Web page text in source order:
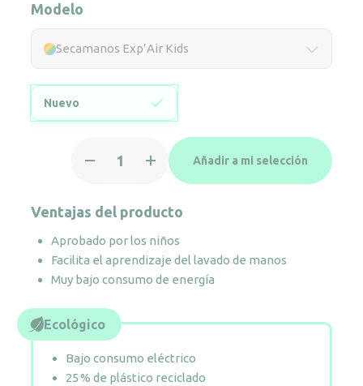
Modelo
Secamanos Exp’Air Kids
Nuevo
Exp'Air
cantidad
Añadir a mi selección
Ventajas del producto
Aprobado por los niños
Facilita el aprendizaje del lavado de manos
Muy bajo consumo de energía
Ecológico
Bajo consumo eléctrico
25 % de plástico reciclado